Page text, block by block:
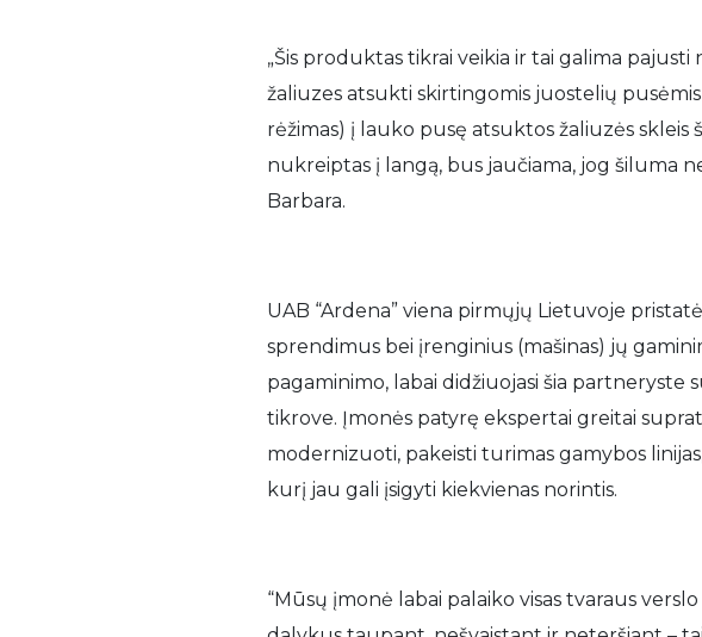
„Šis produktas tikrai veikia ir tai galima
žaliuzes atsukti skirtingomis juostelių
rėžimas) į lauko pusę atsuktos žaliuzės
nukreiptas į langą, bus jaučiama, jog šiluma
Barbara.
UAB “Ardena” viena pirmųjų Lietuvoje
sprendimus bei įrenginius (mašinas) jų
pagaminimo, labai didžiuojasi šia partneryste
tikrove. Įmonės patyrę ekspertai greitai
modernizuoti, pakeisti turimas gamybos
kurį jau gali įsigyti kiekvienas norintis.
“Mūsų įmonė labai palaiko visas tvaraus